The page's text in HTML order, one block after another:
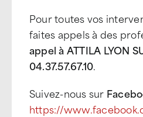
Pour toutes vos
faites appels à des
appel à ATTILA LYON
04.37.57.67.10.
Suivez-nous sur
https://